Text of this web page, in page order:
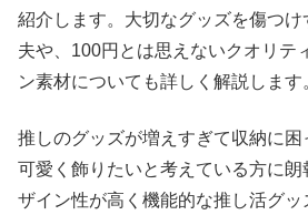
紹介します。大切なグッズを傷つ
夫や、100円とは思えないクオリテ
ン素材についても詳しく解説します
推しのグッズが増えすぎて収納に困
可愛く飾りたいと考えている方に
ザイン性が高く機能的な推し活グ